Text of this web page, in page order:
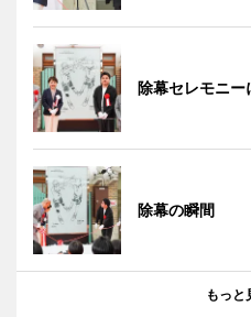
除幕セレモニー
除幕の瞬間
もっと